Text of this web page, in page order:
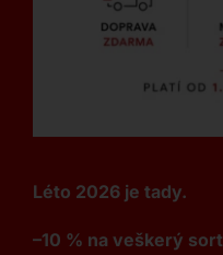
Léto 2026 je tady.
–10 % na veškerý